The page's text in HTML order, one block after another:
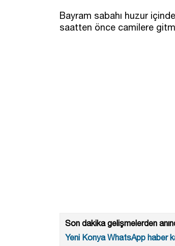
Bayram sabahı huzur
saatten önce camilere
Son dakika gelişmelerden
Yeni Konya WhatsApp haber